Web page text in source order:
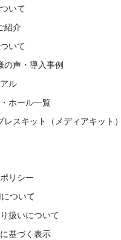
いて
紹介
いて
声・導入事例
ル
ホール一覧
スキット（メディアキット）
リシー
ついて
扱いについて
基づく表示